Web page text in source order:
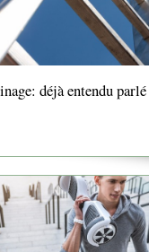
déjà entendu